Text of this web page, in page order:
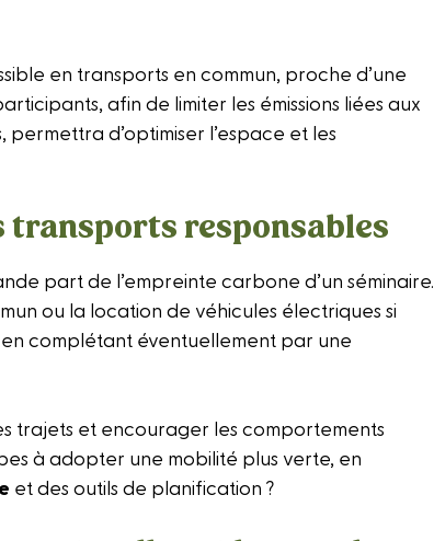
en transports en commun, proche d’une
afin de limiter les émissions liées aux
d’optimiser l’espace et les
transports responsables
part de l’empreinte carbone d’un séminaire.
ou la location de véhicules électriques si
en complétant éventuellement par une
trajets et encourager les comportements
à adopter une mobilité plus verte, en
et des outils de planification ?